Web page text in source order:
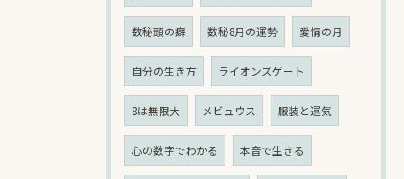
数秘頭の癖 数秘8月の運勢 愛情の月
自分の生き方 ライオンズゲート
8は無限大 メビュウス 服装と運気
心の数字でわかる 本音で生きる